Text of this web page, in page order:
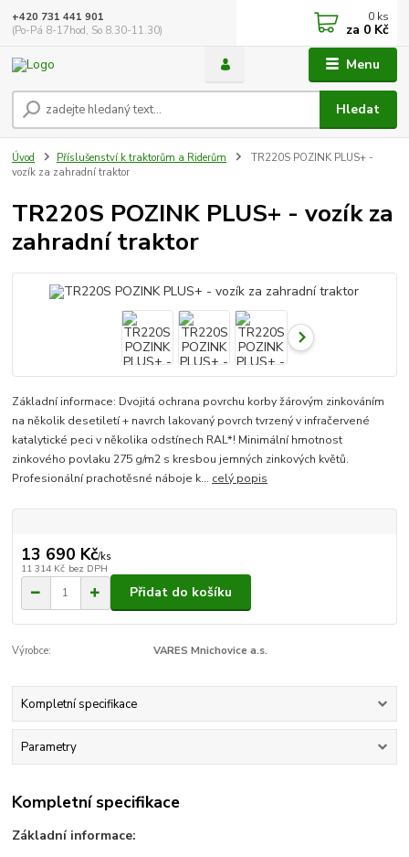
Menu
Hledat
+420 731 441 901
(Po-Pá 8-17hod, So 8.30-11.30)
0 ks
za 0 Kč
Úvod Příslušenství k traktorům a Riderům
TR220S POZINK PLUS+ -
vozík za zahradní traktor
TR220S POZINK PLUS+ - vozík za
zahradní traktor
Základní informace: Dvojitá ochrana povrchu korby žárovým zinkováním
na několik desetiletí + navrch lakovaný povrch tvrzený v infračervené
katalytické peci v několika odstínech RAL*! Minimální hmotnost
zinkového povlaku 275 g/m2 s kresbou jemných zinkových květů.
Profesionální prachotěsné náboje k... celý popis
13 690 Kč/ks
11 314 Kč bez DPH
Přidat do košíku
Výrobce: VARES Mnichovice a.s.
Kompletní specifikace
Parametry
Kompletní specifikace
Základní informace: